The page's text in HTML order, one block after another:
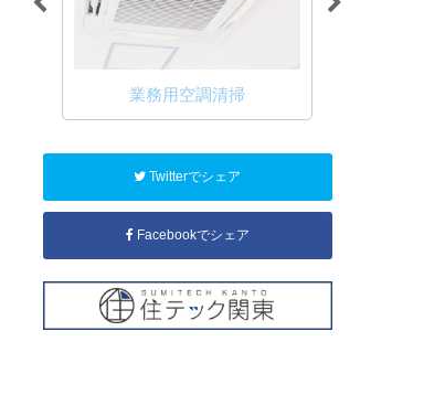
業務用空調清掃
Twitterでシェア
Facebookでシェア